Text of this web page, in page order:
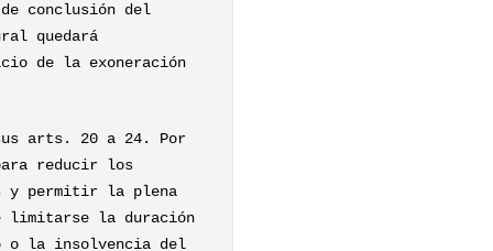
conclusión del
quedará
de la exoneración
arts. 20 a 24. Por
reducir los
y permitir la plena
limitarse la duración
o la insolvencia del